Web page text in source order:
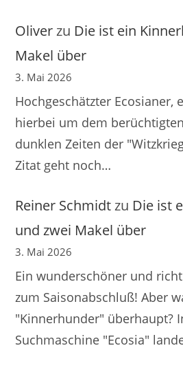
Oliverzu Die ist ein
Makel über
3. Mai 2026
Hochgeschätzter Ecosianer,
hierbei um dem
dunklen Zeiten der
Zitat geht noch…
Reiner Schmidtzu Die ist
und zwei Makel über
3. Mai 2026
Ein wunderschöner und
zum Saisonabschluß! Aber
"Kinnerhunder" überhaupt?
Suchmaschine "Ecosia"